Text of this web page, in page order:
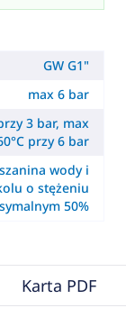
GW G1"
max 6 bar
3 bar, max
przy 6 bar
wody i
o stężeniu
50%
Karta PDF